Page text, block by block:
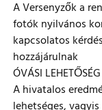
A Versenyzők a
fotók nyilvános
kapcsolatos
hozzájárulnak
ÓVÁSI
A hivatalos